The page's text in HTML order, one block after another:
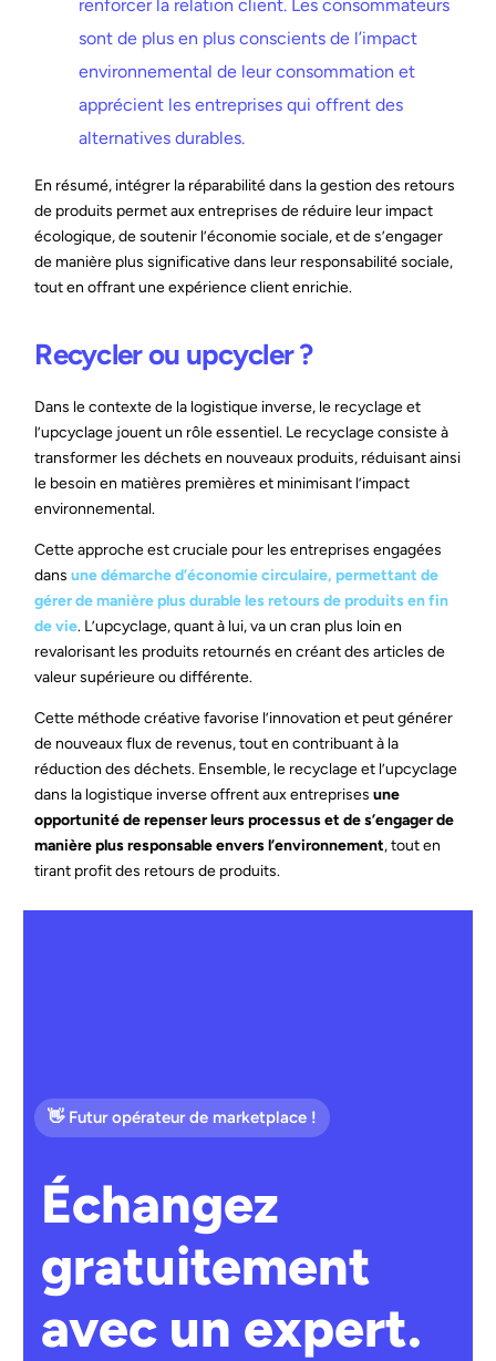
renforcer la relation client. Les consommateurs
sont de plus en plus conscients de l’impact
environnemental de leur consommation et
apprécient les entreprises qui offrent des
alternatives durables.
En résumé, intégrer la réparabilité dans la gestion des retours
de produits permet aux entreprises de réduire leur impact
écologique, de soutenir l’économie sociale, et de s’engager
de manière plus significative dans leur responsabilité sociale,
tout en offrant une expérience client enrichie.
Recycler ou upcycler ?
Dans le contexte de la logistique inverse, le recyclage et
l’upcyclage jouent un rôle essentiel. Le recyclage consiste à
transformer les déchets en nouveaux produits, réduisant ainsi
le besoin en matières premières et minimisant l’impact
environnemental.
Cette approche est cruciale pour les entreprises engagées
dansune démarche d’économie circulaire, permettant de
gérer de manière plus durable les retours de produits en fin
de vie. L’upcyclage, quant à lui, va un cran plus loin en
revalorisant les produits retournés en créant des articles de
valeur supérieure ou différente.
Cette méthode créative favorise l’innovation et peut générer
de nouveaux flux de revenus, tout en contribuant à la
réduction des déchets. Ensemble, le recyclage et l’upcyclage
dans la logistique inverse offrent aux entreprisesune
opportunité de repenser leurs processus et de s’engager de
manière plus responsable envers l’environnement, tout en
tirant profit des retours de produits.
👋 Futur opérateur de marketplace !
Échangez
gratuitement
avec un expert.